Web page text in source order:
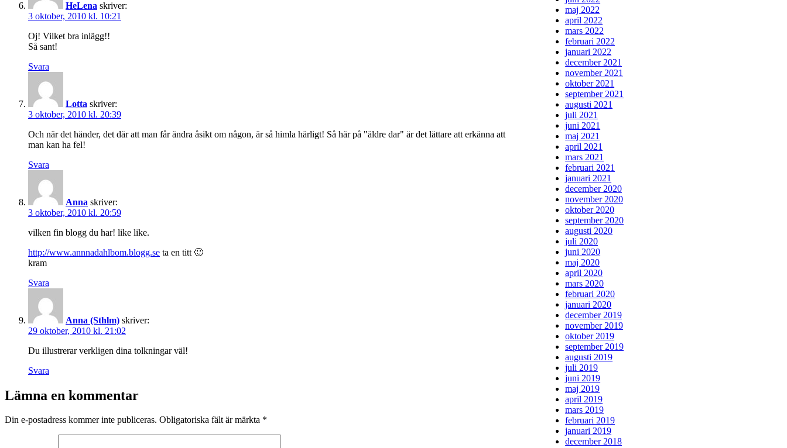
HeLena skriver:
3 oktober, 2010 kl. 10:21
Oj! Vilket bra inlägg!!
Så sant!
Svara
Lotta skriver:
3 oktober, 2010 kl. 20:39
Och när det händer, det där att man får ändra åsikt om någon, är så himla härligt! Så här på "äldre dar" är det lättare att erkänna att
man kan ha fel!
Svara
Anna skriver:
3 oktober, 2010 kl. 20:59
vilken fin blogg du har! like like.
http://www.annnadahlbom.blogg.se ta en titt 🙂
kram
Svara
Anna (Sthlm) skriver:
29 oktober, 2010 kl. 21:02
Du illustrerar verkligen dina tolkningar väl!
Svara
Lämna en kommentar
Din e-postadress kommer inte publiceras. Obligatoriska fält är märkta *
maj 2022
april 2022
mars 2022
februari 2022
januari 2022
december 2021
november 2021
oktober 2021
september 2021
augusti 2021
juli 2021
juni 2021
maj 2021
april 2021
mars 2021
februari 2021
januari 2021
december 2020
november 2020
oktober 2020
september 2020
augusti 2020
juli 2020
juni 2020
maj 2020
april 2020
mars 2020
februari 2020
januari 2020
december 2019
november 2019
oktober 2019
september 2019
augusti 2019
juli 2019
juni 2019
maj 2019
april 2019
mars 2019
februari 2019
januari 2019
december 2018